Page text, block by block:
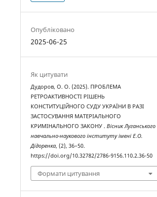
Опубліковано
2025-06-25
Як цитувати
Дудоров, О. О. (2025). ПРОБЛЕМА
РЕТРОАКТИВНОСТІ РІШЕНЬ
КОНСТИТУЦІЙНОГО СУДУ УКРАЇНИ В РАЗІ
ЗАСТОСУВАННЯ МАТЕРІАЛЬНОГО
КРИМІНАЛЬНОГО ЗАКОНУ .Вісник Луганського
навчально-наукового інституту імені Е.О.
Дідоренка, (2), 36–50.
https://doi.org/10.32782/2786-9156.110.2.36-50
Формати цитування